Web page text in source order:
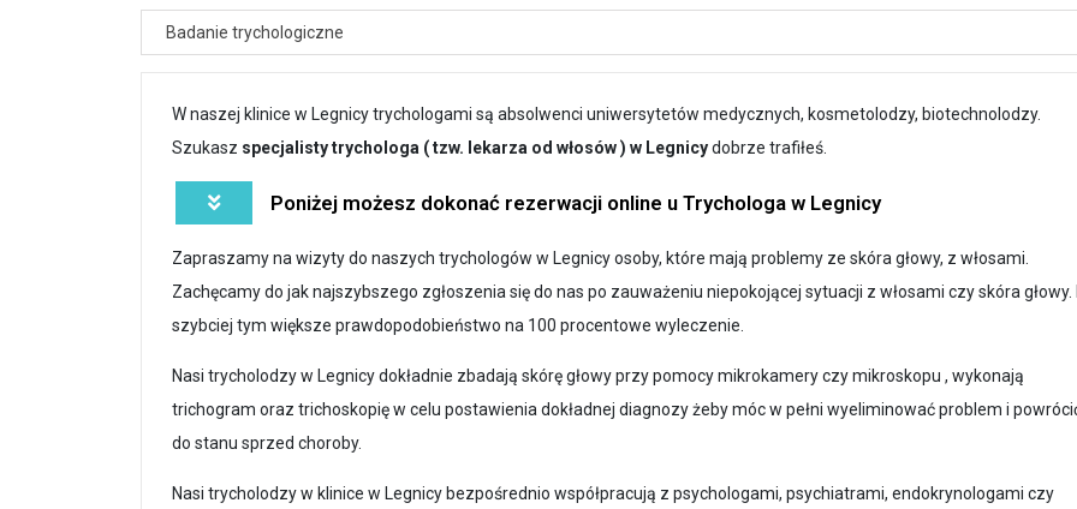
Badanie trychologiczne
W naszej klinice w Legnicy trychologami są absolwenci uniwersytetów medycznych, kosmetolodzy, biotechnolodzy.
Szukasz specjalisty trychologa ( tzw. lekarza od włosów ) w Legnicydobrze trafiłeś.
Poniżej możesz dokonać rezerwacji online u Trychologa w Legnicy
Zapraszamy na wizyty do naszych trychologów w Legnicy osoby, które mają problemy ze skóra głowy, z włosami.
Zachęcamy do jak najszybszego zgłoszenia się do nas po zauważeniu niepokojącej sytuacji z włosami czy skóra głowy.
szybciej tym większe prawdopodobieństwo na 100 procentowe wyleczenie.
Nasi trycholodzy w Legnicy dokładnie zbadają skórę głowy przy pomocy mikrokamery czy mikroskopu , wykonają
trichogram oraz trichoskopię w celu postawienia dokładnej diagnozy żeby móc w pełni wyeliminować problem i
do stanu sprzed choroby.
Nasi trycholodzy w klinice w Legnicy bezpośrednio współpracują z psychologami, psychiatrami, endokrynologami czy